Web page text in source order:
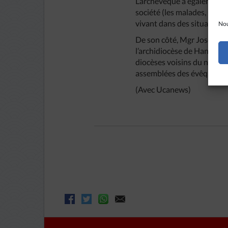
société (les malades, les
vivant dans des situations
De son côté, Mgr Joseph
l’archidiocèse de Hanoï
diocèses voisins du nord
assemblées des évêques
(Avec Ucanews)